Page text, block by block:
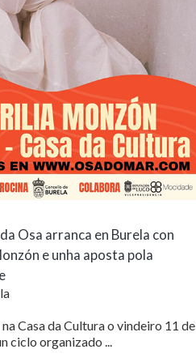
Osa arranca en Burela con
e unha aposta pola
Casa da Cultura o vindeiro 11 de
ciclo organizado ...